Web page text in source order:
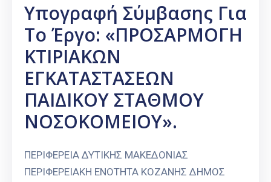
Υπογραφή Σύμβασης Για
Το Έργο: «ΠΡΟΣΑΡΜΟΓΗ
ΚΤΙΡΙΑΚΩΝ
ΕΓΚΑΤΑΣΤΑΣΕΩΝ
ΠΑΙΔΙΚΟΥ ΣΤΑΘΜΟΥ
ΝΟΣΟΚΟΜΕΙΟΥ».
ΠΕΡΙΦΕΡΕΙΑ ΔΥΤΙΚΗΣ ΜΑΚΕΔΟΝΙΑΣ
ΠΕΡΙΦΕΡΕΙΑΚΗ ΕΝΟΤΗΤΑ ΚΟΖΑΝΗΣ ΔΗΜΟΣ